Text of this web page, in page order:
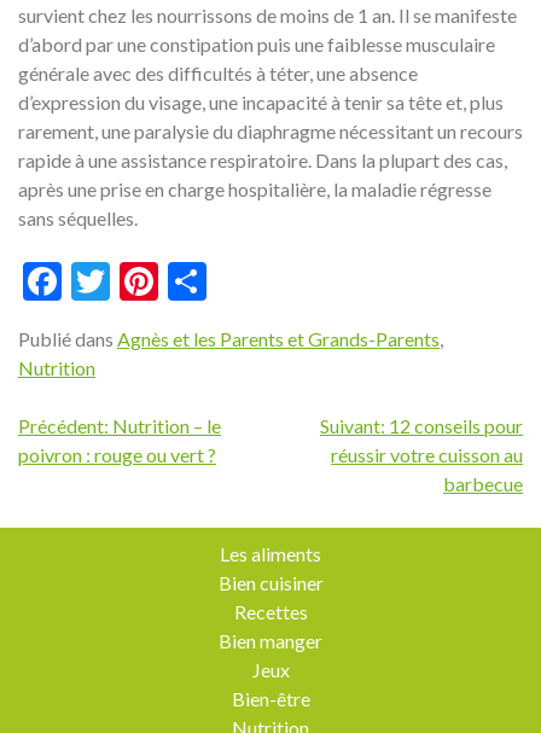
survient chez les nourrissons de moins de 1 an. Il se manifeste
d’abord par une constipation puis une faiblesse musculaire
générale avec des difficultés à téter, une absence
d’expression du visage, une incapacité à tenir sa tête et, plus
rarement, une paralysie du diaphragme nécessitant un recours
rapide à une assistance respiratoire. Dans la plupart des cas,
après une prise en charge hospitalière, la maladie régresse
sans séquelles.
Facebook
TwitterPinterest
Publié dans Agnès et les Parents et Grands-Parents,
Nutrition
Navigation
de
Précédent: Nutrition – le
poivron : rouge ou vert ?
Suivant: 12 conseils pour
réussir votre cuisson au
barbecue
Les aliments
Bien cuisiner
Recettes
Bien manger
Jeux
Bien-être
Nutrition